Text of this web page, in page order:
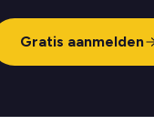
Gratis aanmelden